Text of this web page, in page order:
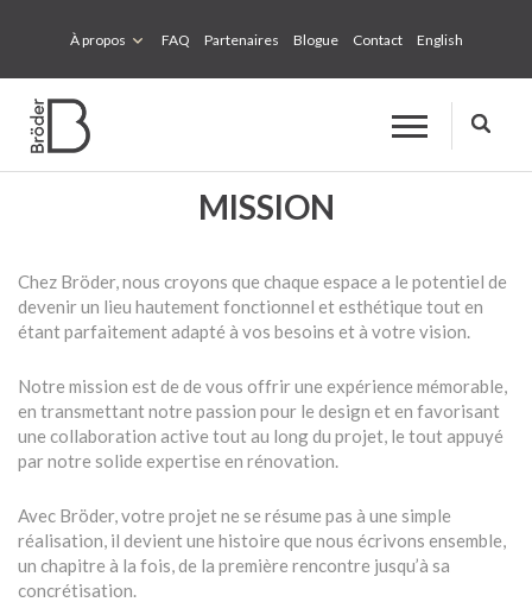
À propos FAQ Partenaires Blogue Contact English
MISSION
Chez Bröder, nous croyons que chaque espace a le potentiel de
devenir un lieu hautement fonctionnel et esthétique tout en
étant parfaitement adapté à vos besoins et à votre vision.
Notre mission est de de vous offrir une expérience mémorable,
en transmettant notre passion pour le design et en favorisant
une collaboration active tout au long du projet, le tout appuyé
par notre solide expertise en rénovation.
Avec Bröder, votre projet ne se résume pas à une simple
réalisation, il devient une histoire que nous écrivons ensemble,
un chapitre à la fois, de la première rencontre jusqu’à sa
concrétisation.